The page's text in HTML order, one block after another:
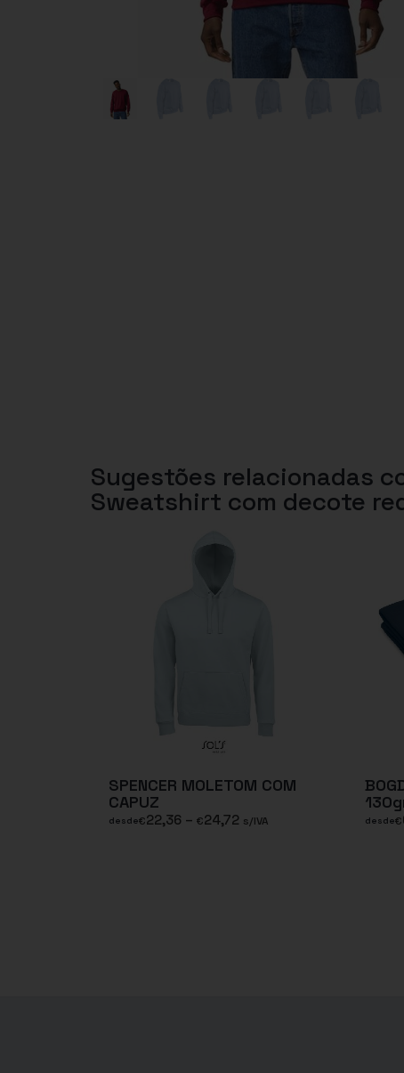
Sugestões relacionadas
Sweatshirt com decote
SPENCER MOLETOM COM
CAPUZ
desde€22,36 – €24,72 s/IVA desde€